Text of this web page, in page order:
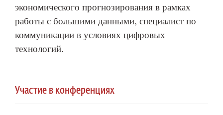
экономического прогнозирования в рамках
работы с большими данными, специалист по
коммуникации в условиях цифровых
технологий.
Участие в конференциях